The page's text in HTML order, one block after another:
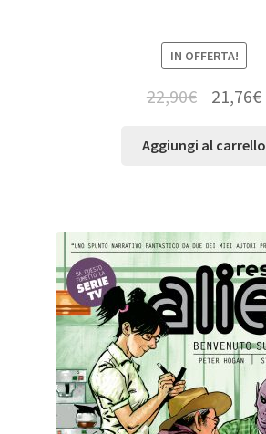
IN OFFERTA!
22,90€ 21,76€
Aggiungi al carrello